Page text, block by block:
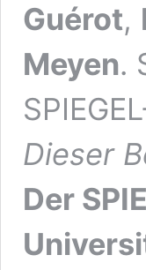
Guérot,
Meyen.
Dieser
Der